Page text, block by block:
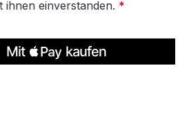
ihnen einverstanden. *